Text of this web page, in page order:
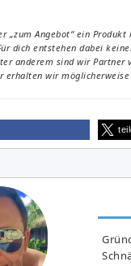
„zum Angebot“ ein
dich entstehen dabei
anderem sind wir Partner
erhalten wir